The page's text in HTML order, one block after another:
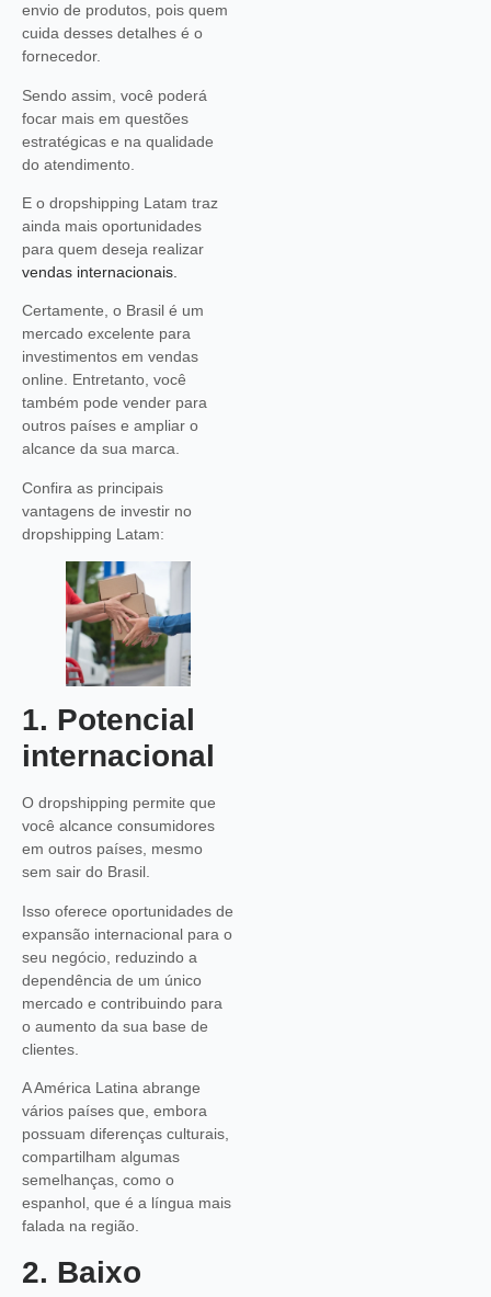
envio de produtos, pois quem
cuida desses detalhes é o
fornecedor.
Sendo assim, você poderá
focar mais em questões
estratégicas e na qualidade
do atendimento.
E o dropshipping Latam traz
ainda mais oportunidades
para quem deseja realizar
vendas internacionais.
Certamente, o Brasil é um
mercado excelente para
investimentos em vendas
online. Entretanto, você
também pode vender para
outros países e ampliar o
alcance da sua marca.
Confira as principais
vantagens de investir no
dropshipping Latam:
1. Potencial
internacional
O dropshipping permite que
você alcance consumidores
em outros países, mesmo
sem sair do Brasil.
Isso oferece oportunidades de
expansão internacional para o
seu negócio, reduzindo a
dependência de um único
mercado e contribuindo para
o aumento da sua base de
clientes.
A América Latina abrange
vários países que, embora
possuam diferenças culturais,
compartilham algumas
semelhanças, como o
espanhol, que é a língua mais
falada na região.
2. Baixo